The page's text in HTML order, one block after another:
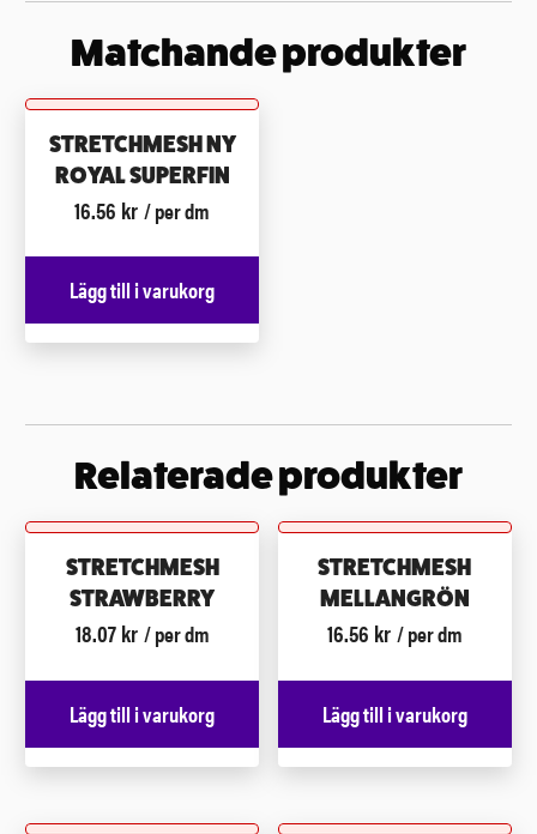
Matchande produkter
STRETCHMESH NY
ROYAL SUPERFIN
16.56 kr / per dm
Lägg till i varukorg
Relaterade produkter
STRETCHMESH
STRAWBERRY
18.07kr / per dm
Lägg till i varukorg
STRETCHMESH
MELLANGRÖN
16.56 kr / per dm
Lägg till i varukorg